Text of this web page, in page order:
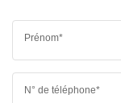
Prénom*
N° de téléphone*